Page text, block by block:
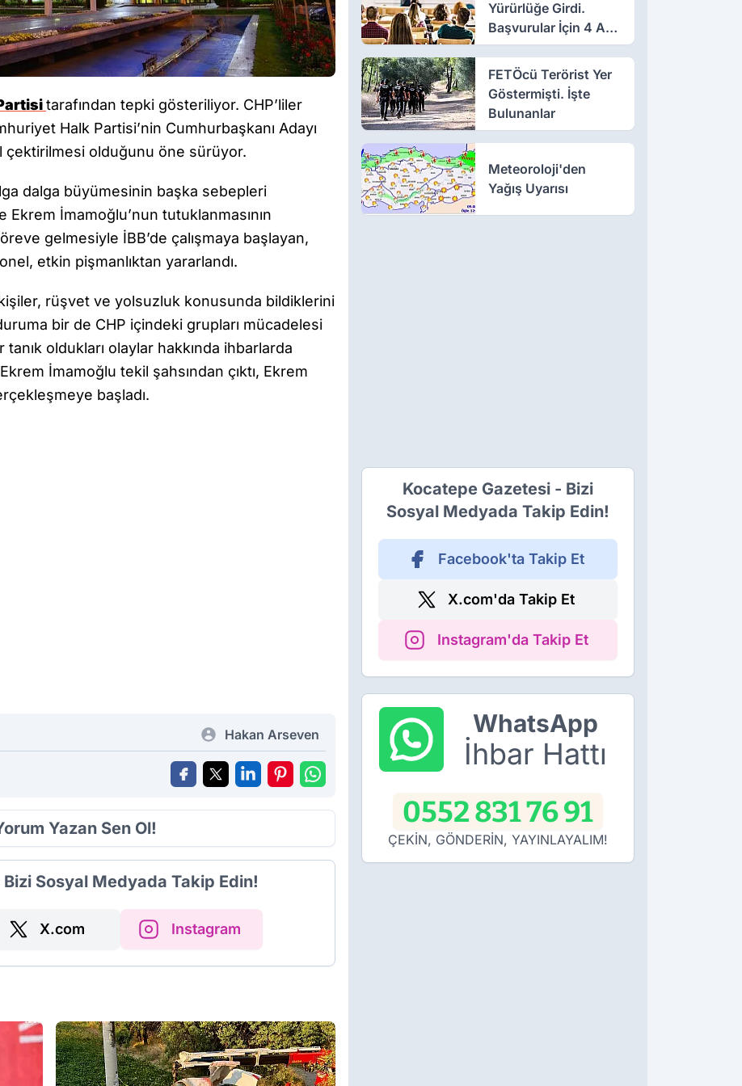
tarafından tepki gösteriliyor. CHP’liler
Halk Partisi’nin Cumhurbaşkanı Adayı
çektirilmesi olduğunu öne sürüyor.
dalga büyümesinin başka sebepleri
İmamoğlu’nun tutuklanmasının
gelmesiyle İBB’de çalışmaya başlayan,
etkin pişmanlıktan yararlandı.
rüşvet ve yolsuzluk konusunda bildiklerini
bir de CHP içindeki grupları mücadelesi
oldukları olaylar hakkında ihbarlarda
İmamoğlu tekil şahsından çıktı, Ekrem
başladı.
Hakan Arseven
Yazan Sen Ol!
Sosyal Medyada Takip Edin!
X.com Instagram
Yürürlüğe Girdi.
Başvurular İçin 4 Ay
Süre
FETÖcü Terörist Yer
Göstermişti. İşte
Bulunanlar
Meteoroloji'den
Yağış Uyarısı
Kocatepe Gazetesi - Bizi
Sosyal Medyada Takip Edin!
Facebook'ta Takip Et
X.com'da Takip Et
Instagram'da Takip Et
WhatsApp
İhbar Hattı
0552 831 76 91
ÇEKİN, GÖNDERİN, YAYINLAYALIM!